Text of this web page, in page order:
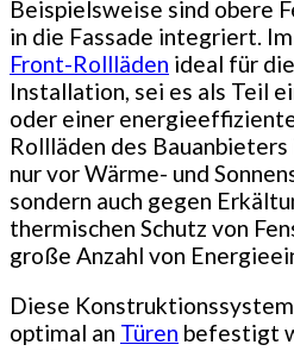
Beispielsweise sind obere
in die Fassade integriert.
Front-Rollläden ideal für
Installation, sei es als Teil
oder einer
Rollläden des
nur vor Wärme- und
sondern auch gegen
thermischen Schutz von
große Anzahl von
Diese
optimal an Türen befestigt